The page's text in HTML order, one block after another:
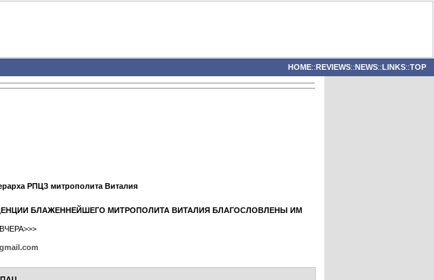
HOME::REVIEWS::NEWS::LINKS::TOP
РПЦЗ митрополита Виталия
БЛАЖЕННЕЙШЕГО МИТРОПОЛИТА ВИТАЛИЯ БЛАГОСЛОВЛЕНЫ ИМ